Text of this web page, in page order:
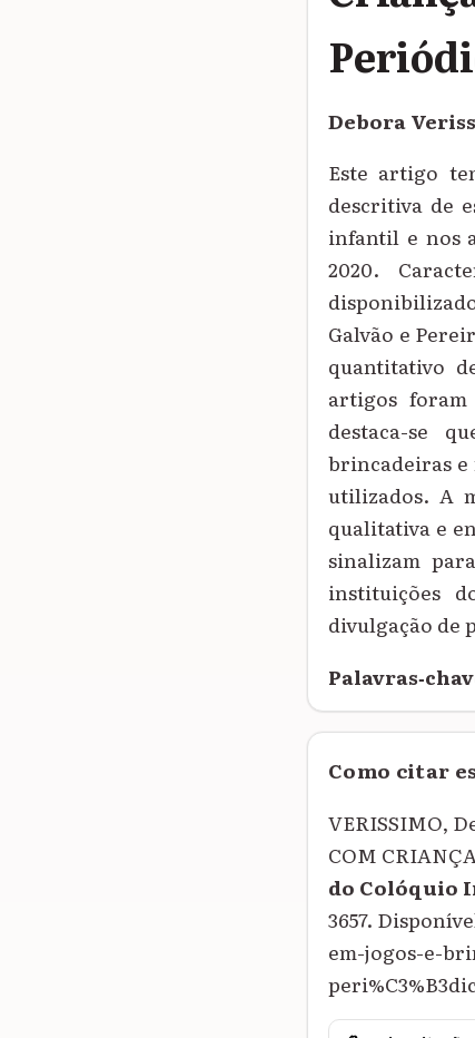
Debora
Este artigo
descritiva de
infantil e nos
2020.
Galvão e
quantitativo
artigos
destaca-se
brincadeiras e
utilizados. A
qualitativa e
sinalizam
instituições
divulgação de
Como citar
VERISSIMO,
COM
do Colóquio
3657.
em-jogos-e-